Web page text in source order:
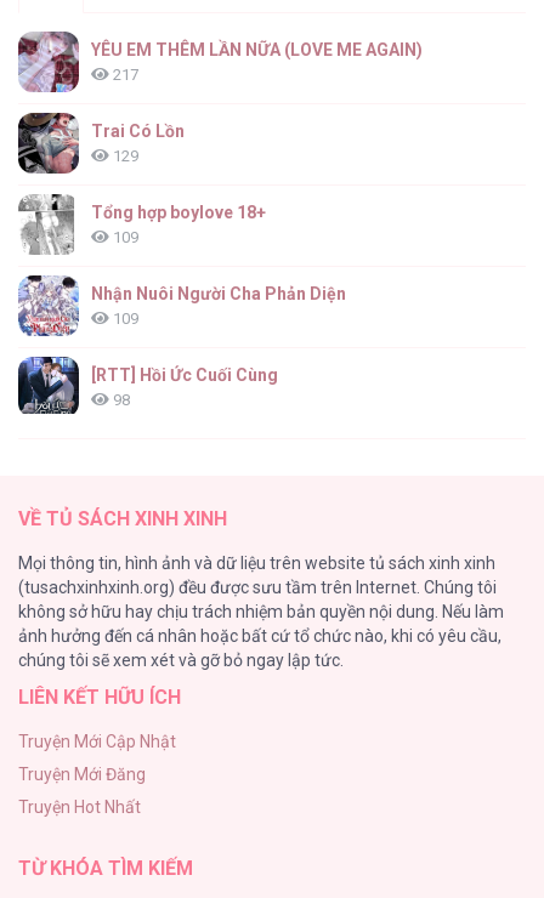
YÊU EM THÊM LẦN NỮA (LOVE ME AGAIN)
217
Trai Có Lồn
129
Tổng hợp boylove 18+
109
Nhận Nuôi Người Cha Phản Diện
109
[RTT] Hồi Ức Cuối Cùng
98
75
Vương Miện Lục Bảo
75
Chào Mừng Đến Với Văn Hóa Milf
ONESHOT CHỊCH
68
VỀ TỦ SÁCH XINH XINH
Mọi thông tin, hình ảnh và dữ liệu trên website tủ sách xinh xinh
(tusachxinhxinh.org) đều được sưu tầm trên Internet. Chúng tôi
không sở hữu hay chịu trách nhiệm bản quyền nội dung. Nếu làm
ảnh hưởng đến cá nhân hoặc bất cứ tổ chức nào, khi có yêu cầu,
chúng tôi sẽ xem xét và gỡ bỏ ngay lập tức.
LIÊN KẾT HỮU ÍCH
Truyện Mới Cập Nhật
Truyện Mới Đăng
Truyện Hot Nhất
TỪ KHÓA TÌM KIẾM